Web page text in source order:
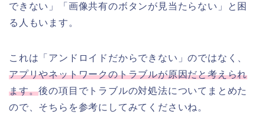
できない」「画像共有のボタンが見当たらない」と困
る人もいます。
これは「アンドロイドだからできない」のではなく、
アプリやネットワークのトラブルが原因だと考えられ
ます。後の項目でトラブルの対処法についてまとめた
ので、そちらを参考にしてみてくださいね。